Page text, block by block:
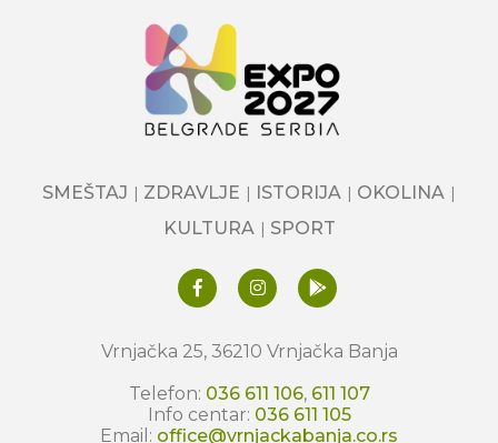
SMEŠTAJ ZDRAVLJE ISTORIJA
OKOLINA
KULTURA
SPORT
Vrnjačka 25, 36210 Vrnjačka Banja
Telefon: 036 611 106, 611 107
Info centar: 036 611 105
Email: office@vrnjackabanja.co.rs